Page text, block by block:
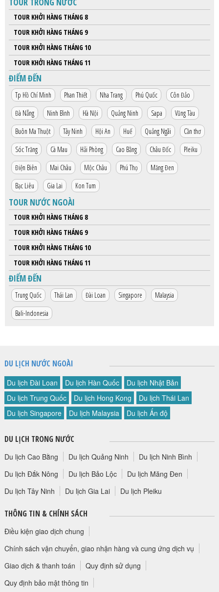
HỘP THƯ GÓP Ý
PROFILE HƯỚNG DẪN VIÊN
TUYỂN DỤNG
LIÊN HỆ
TOUR KHỞI HÀNG THÁNG 8
TOUR KHỞI HÀNG THÁNG 9
TOUR KHỞI HÀNG THÁNG 10
TOUR KHỞI HÀNG THÁNG 11
ĐIỂM ĐẾN
Tp Hồ Chí Minh Phan Thiết Nha Trang Phú Quốc
Côn Đảo
Đà Nẵng
Ninh Bình Hà Nội Quảng Ninh Sapa
Vũng Tàu
Buôn Ma Thuột
Tây Ninh Hội An Huế Quảng Ngãi
Cần thơ
Sóc Trăng
Cà Mau Hải Phòng Cao Bằng Châu Đốc
Pleiku
Điện Biên
Mai Châu Mộc Châu Phú Thọ
Măng Đen
Bạc Liêu
Gia Lai Kon Tum
TOUR NƯỚC NGOÀI
TOUR KHỞI HÀNG THÁNG 8
TOUR KHỞI HÀNG THÁNG 9
TOUR KHỞI HÀNG THÁNG 10
TOUR KHỞI HÀNG THÁNG 11
ĐIỂM ĐẾN
Trung Quốc Thái Lan Đài Loan Singapore
Malaysia
Bali-Indonesia
DU LỊCH NƯỚC NGOÀI
Du lịch Đài Loan Du lịch Hàn Quốc
Du lịch Nhật Bản
Du lịch Trung Quốc
Du lịch Hong Kong
Du lịch Thái Lan
Du lịch Singapore
Du lịch Malaysia Du lịch Ấn độ
DU LỊCH TRONG NƯỚC
Du lịch Cao Bằng Du lịch Quảng Ninh
Du lịch Ninh Bình
Du lịch Đắk Nông
Du lịch Bảo Lộc
Du lịch Măng Đen
Du lịch Tây Ninh
Du lịch Gia Lai Du lịch Pleiku
THÔNG TIN & CHÍNH SÁCH
Điều kiện giao dịch chung
Chính sách vận chuyển, giao nhận hàng và cung ứng dịch vụ
Giao dịch & thanh toán
Quy định sử dụng
Quy định bảo mật thông tin